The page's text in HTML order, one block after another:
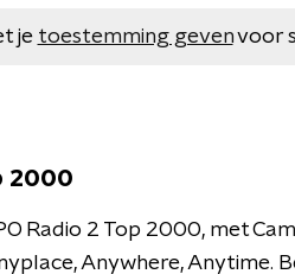
je toestemming gevenvoor
2000
Radio 2 Top 2000, met
Anywhere, Anytime.